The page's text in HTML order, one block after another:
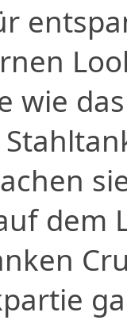
wie
dem